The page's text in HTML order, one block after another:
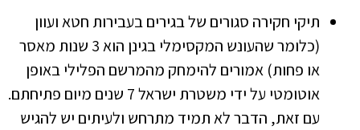
תיקי חקירה סגורים של בגירים בעבירות חטא ועוון
(כלומר שהעונש המקסימלי בגינן הוא 3 שנות מאסר
או פחות) אמורים להימחק מהמרשם הפלילי באופן
אוטומטי על ידי משטרת ישראל 7 שנים מיום פתיחתם.
עם זאת, הדבר לא תמיד מתרחש ולעיתים יש להגיש